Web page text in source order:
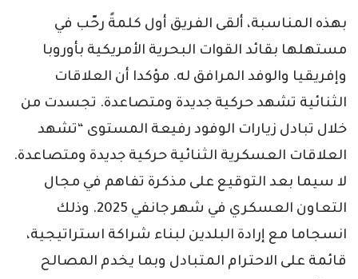
بهذه المناسبة، ألقى الفريق أول كلمةً رحّب في
مستهلها بقائد القوات البحرية الأمريكية بأوروبا
وإفريقيا والوفد المرافق له. مؤكدا أن العلاقات
الثنائية تشهد حركية جديدة ومتصاعدة. تجسدت من
خلال تبادل زيارات الوفود رفيعة المستوى “تشهد
العلاقات العسكرية الثنائية حركية جديدة ومتصاعدة.
لا سيما بعد التوقيع على مذكرة تفاهم في مجال
التعاون العسكري في شهر جانفي 2025. وذلك
انسجاما مع إرادة البلدين لبناء شراكة استراتيجية،
قائمة على الاحترام المتبادل وبما يخدم المصالح